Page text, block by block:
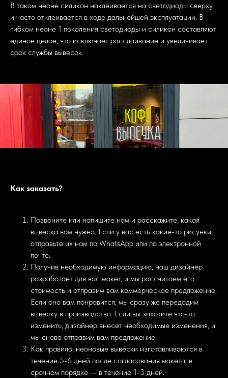
В таком неоне силикон наклеивается на светодиоды сверху
и часто отклеивается в ходе дальнейшей эксплуатации. В
гибком неоне 1 поколения светодиоды и силикон составляют
единое целое, что исключает расслаивание и увеличивает
срок службы вывесок.
Как заказать?
Позвоните или напишите нам и расскажите, какая
вывеска вам нужна. Если у вас есть какие-то рисунки,
отправьте их нам по WhatsApp или по электронной
почте.
Получив необходимую информацию, наш дизайнер
разработает для вас макет, и мы рассчитаем его
стоимость и отправим вам коммерческое предложение.
Если оно вам понравится, мы сразу же передадим
вывеску в производство. Если вы захотите что-то
изменить, дизайнер внесет необходимые изменения, и
мы снова отправим вам предложение.
Как правило, неоновые вывески изготавливаются в
течение 5-6 дней после согласования макета, в
срочном порядке — в течение 1-3 дней.